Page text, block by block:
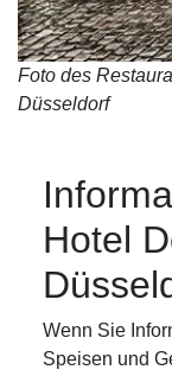
Foto des
Düsseldorf
Hotel
Wenn Sie
Speisen und